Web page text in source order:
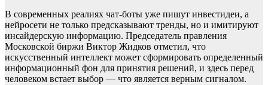
В современных реалиях чат-боты уже пишут инвестидеи, а
нейросети не только предсказывают тренды, но и имитируют
инсайдерскую информацию. Председатель правления
Московской биржи Виктор Жидков отметил, что
искусственный интеллект может сформировать определенный
информационный фон для принятия решений, и здесь перед
человеком встает выбор — что является верным сигналом.